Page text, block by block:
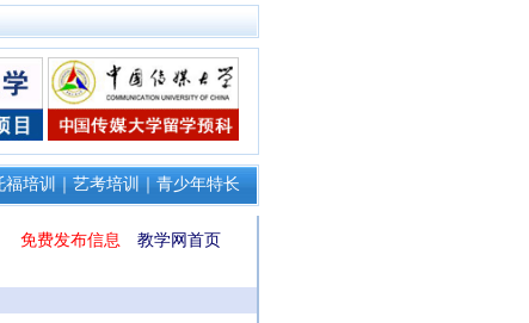
福培训｜艺考培训｜青少年特长
免费发布信息 教学网首页